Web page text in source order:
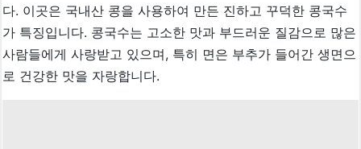
다. 이곳은 국내산 콩을 사용하여 만든 진하고 꾸덕한 콩국수
가 특징입니다. 콩국수는 고소한 맛과 부드러운 질감으로 많은
사람들에게 사랑받고 있으며, 특히 면은 부추가 들어간 생면으
로 건강한 맛을 자랑합니다.